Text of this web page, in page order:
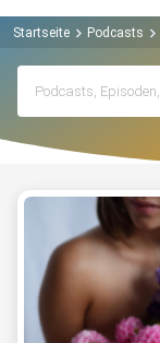
Startseite Podcasts